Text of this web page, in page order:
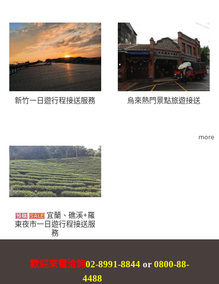
新竹一日遊行程接送服務 烏來熱門景點旅遊接送
宜蘭、礁溪+羅
東夜市一日遊行程接送服
務
more
歡迎來電洽詢02-8991-8844 or 0800-88-
4488